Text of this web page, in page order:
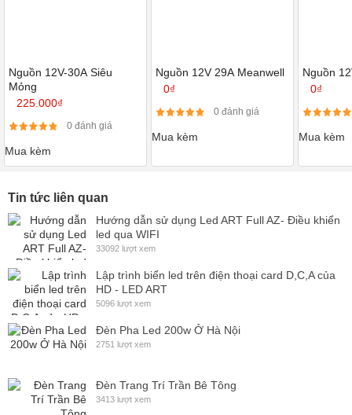
Nguồn 12V-30A Siêu
Mỏng
225.000₫
0 đánh giá
Mua kèm
Nguồn 12V 29A Meanwell
0₫
0 đánh giá
Mua kèm
Nguồn
0₫
Mua kèm
Tin tức liên quan
Hướng dẫn sử dụng Led ART Full AZ- Điều khiển
led qua WIFI
33092 lượt xem
Lập trình biển led trên điện thoại card D,C,A của
HD - LED ART
5096 lượt xem
Đèn Pha Led 200w Ở Hà Nội
2751 lượt xem
Đèn Trang Trí Trần Bê Tông
3413 lượt xem